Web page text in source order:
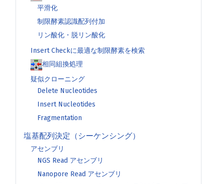
平滑化
制限酵素認識配列付加
リン酸化・脱リン酸化
Insert Checkに最適な制限酵素を検索
相同組換処理
疑似クローニング
Delete Nucleotides
Insert Nucleotides
Fragmentation
塩基配列決定（シーケンシング）
アセンブリ
NGS Read アセンブリ
Nanopore Read アセンブリ